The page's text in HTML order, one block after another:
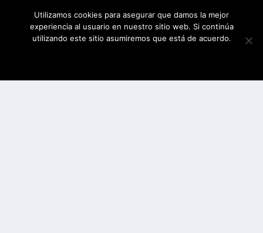
Utilizamos cookies para asegurar que damos la mejor
experiencia al usuario en nuestro sitio web. Si continúa
utilizando este sitio asumiremos que está de acuerdo.